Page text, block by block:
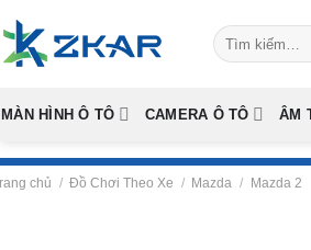
to
content
Tìm
kiếm:
MÀN HÌNH Ô TÔ CAMERA Ô TÔ ÂM
chủ / Đồ Chơi Theo Xe / Mazda / Mazda 2